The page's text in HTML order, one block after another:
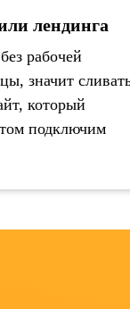
лендинга
рабочей
значит
который
подключим